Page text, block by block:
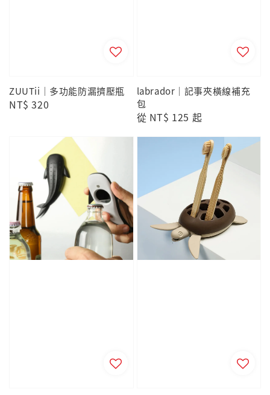
ZUUTii｜多功能防漏擠壓瓶
Regular
NT$ 320
labrador｜記事夾橫線補充
包
Regular
從 NT$ 125 起